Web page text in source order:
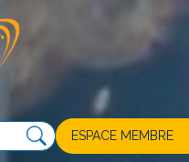
ESPACE MEMBRE